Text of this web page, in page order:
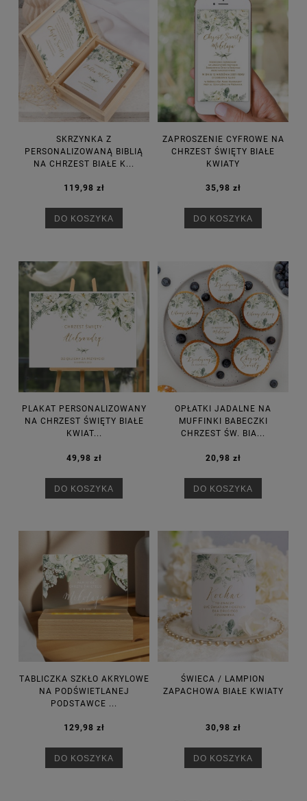
SKRZYNKA Z
PERSONALIZOWANĄ BIBLIĄ
NA CHRZEST BIAŁE K...
119,98 zł
DO KOSZYKA
ZAPROSZENIE CYFROWE NA
CHRZEST ŚWIĘTY BIAŁE
KWIATY
35,98 zł
DO KOSZYKA
PLAKAT PERSONALIZOWANY
NA CHRZEST ŚWIĘTY BIAŁE
KWIAT...
49,98 zł
DO KOSZYKA
OPŁATKI JADALNE NA
MUFFINKI BABECZKI
CHRZEST ŚW. BIA...
20,98 zł
DO KOSZYKA
TABLICZKA SZKŁO AKRYLOWE
NA PODŚWIETLANEJ
PODSTAWCE ...
129,98 zł
DO KOSZYKA
ŚWIECA / LAMPION
ZAPACHOWA BIAŁE KWIATY
30,98 zł
DO KOSZYKA